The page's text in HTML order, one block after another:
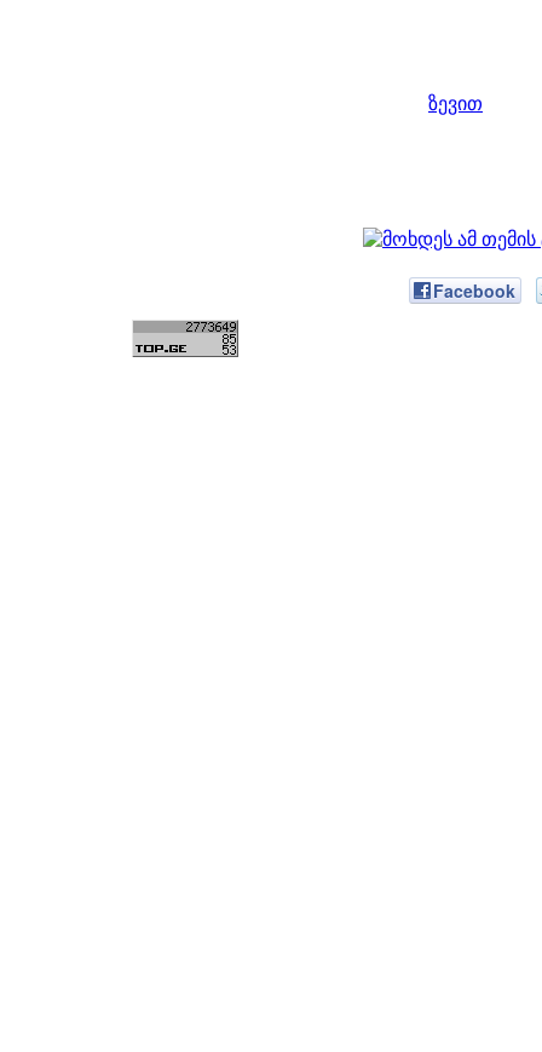
ზევით
Facebook